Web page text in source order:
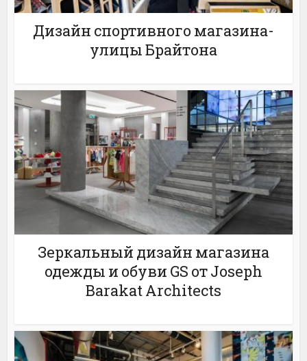
Дизайн спортивного магазина-
улицы Брайтона
Зеркальный дизайн магазина
одежды и обуви GS от Joseph
Barakat Architects